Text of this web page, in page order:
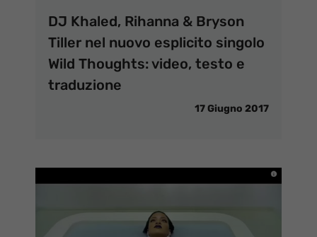
DJ Khaled, Rihanna & Bryson
Tiller nel nuovo esplicito singolo
Wild Thoughts: video, testo e
traduzione
17 Giugno 2017